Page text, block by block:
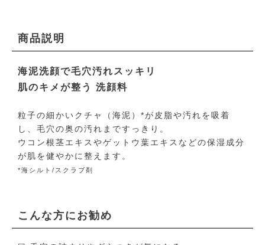
商品説明
海泥洗顔で毛穴汚れスッキリ
肌のキメが整う 洗顔料
粒子の細かいクチャ（海泥）*が皮脂や汚れを吸着
し、毛穴の奥の汚れまですっきり。
ウコン根茎エキスやゲットウ葉エキスなどの保湿成分
が肌を健やかに整えます。
*海シルト/スクラブ剤
こんな方にお勧め